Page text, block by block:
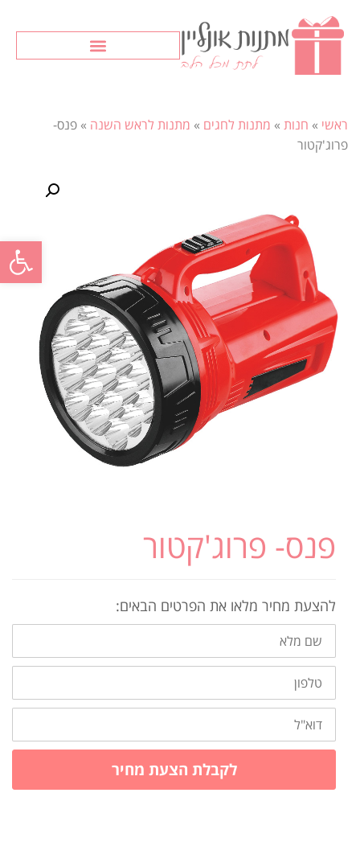
פתח
ראשי » חנות » מתנות לחגים » מתנות לראש השנה » פנס-
פרוג'קטור
פנס- פרוג'קטור
להצעת מחיר מלאו את הפרטים הבאים:
שם
מלא
טלפון
דוא"ל
לקבלת הצעת מחיר